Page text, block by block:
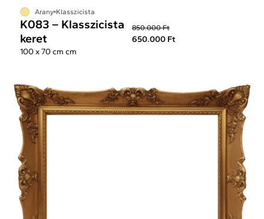
Arany Klasszicista
K083 – Klasszicista
keret
850.000 Ft
650.000 Ft
100 x 70 cm cm